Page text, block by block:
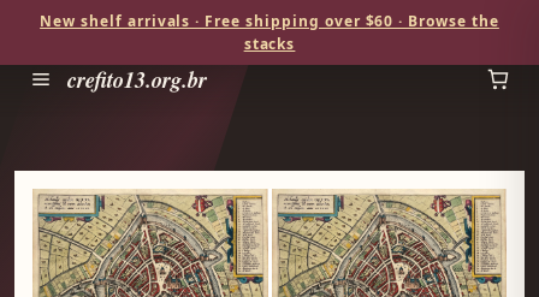
New shelf arrivals · Free shipping over $60 · Browse the
stacks
crefito13.org.br